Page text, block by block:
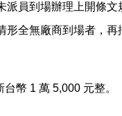
派員到場辦理上開條文
形全無廠商到場者，再
幣 1 萬 5,000 元整。